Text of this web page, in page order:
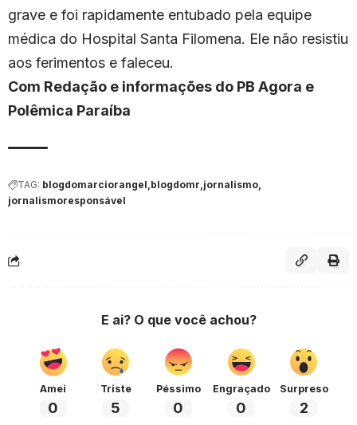
grave e foi rapidamente entubado pela equipe
médica do Hospital Santa Filomena. Ele não resistiu
aos ferimentos e faleceu.
Com Redação e informações do PB Agora e
Polêmica Paraíba
TAG: blogdomarciorangel blogdomr jornalismo
jornalismoresponsável
E ai? O que você achou?
Amei
0
Triste
5
Péssimo
0
Engraçado
0
Surpreso
2